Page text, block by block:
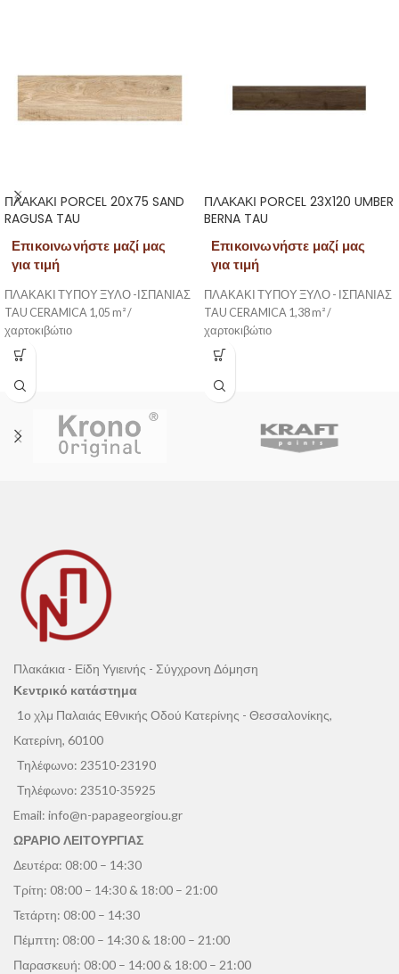
ΠΛΑΚΑΚΙ PORCEL 20X75 SAND
RAGUSA TAU
Επικοινωνήστε μαζί μας
για τιμή
ΠΛΑΚΑΚΙ ΤΥΠΟΥ ΞΥΛΟ -ΙΣΠΑΝΙΑΣ
TAU CERAMICA 1,05 m² /
χαρτοκιβώτιο
ΠΛΑΚΑΚΙ PORCEL 23X120 UMBER
BERNA TAU
Επικοινωνήστε μαζί μας
για τιμή
ΠΛΑΚΑΚΙ ΤΥΠΟΥ ΞΥΛΟ - ΙΣΠΑΝΙΑΣ
TAU CERAMICA 1,38 m² /
χαρτοκιβώτιο
Πλακάκια - Είδη Υγιεινής - Σύγχρονη Δόμηση
Κεντρικό κατάστημα
1ο χλμ Παλαιάς Εθνικής Οδού Κατερίνης - Θεσσαλονίκης,
Κατερίνη, 60100
Τηλέφωνο: 23510-23190
Τηλέφωνο: 23510-35925
Email: info@n-papageorgiou.gr
ΩΡΑΡΙΟ ΛΕΙΤΟΥΡΓΙΑΣ
Δευτέρα: 08:00 – 14:30
Τρίτη: 08:00 – 14:30 & 18:00 – 21:00
Τετάρτη: 08:00 – 14:30
Πέμπτη: 08:00 – 14:30 & 18:00 – 21:00
Παρασκευή: 08:00 – 14:00 & 18:00 – 21:00